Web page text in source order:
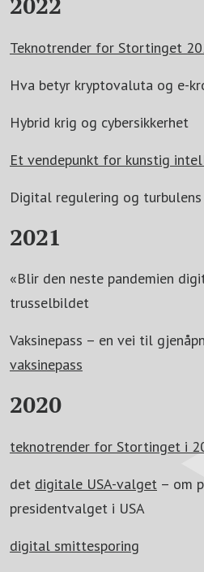
Teknotrender for Stortinget
Hva betyr kryptovaluta og e-
Hybrid krig og cybersikkerhet
Et vendepunkt for kunstig
Digital regulering og turbulens
2021
«Blir den neste pandemien
trusselbildet
Vaksinepass – en vei til
vaksinepass
2020
teknotrender for Stortinget i
det digitale USA-valget – om
presidentvalget i USA
digital smittesporing